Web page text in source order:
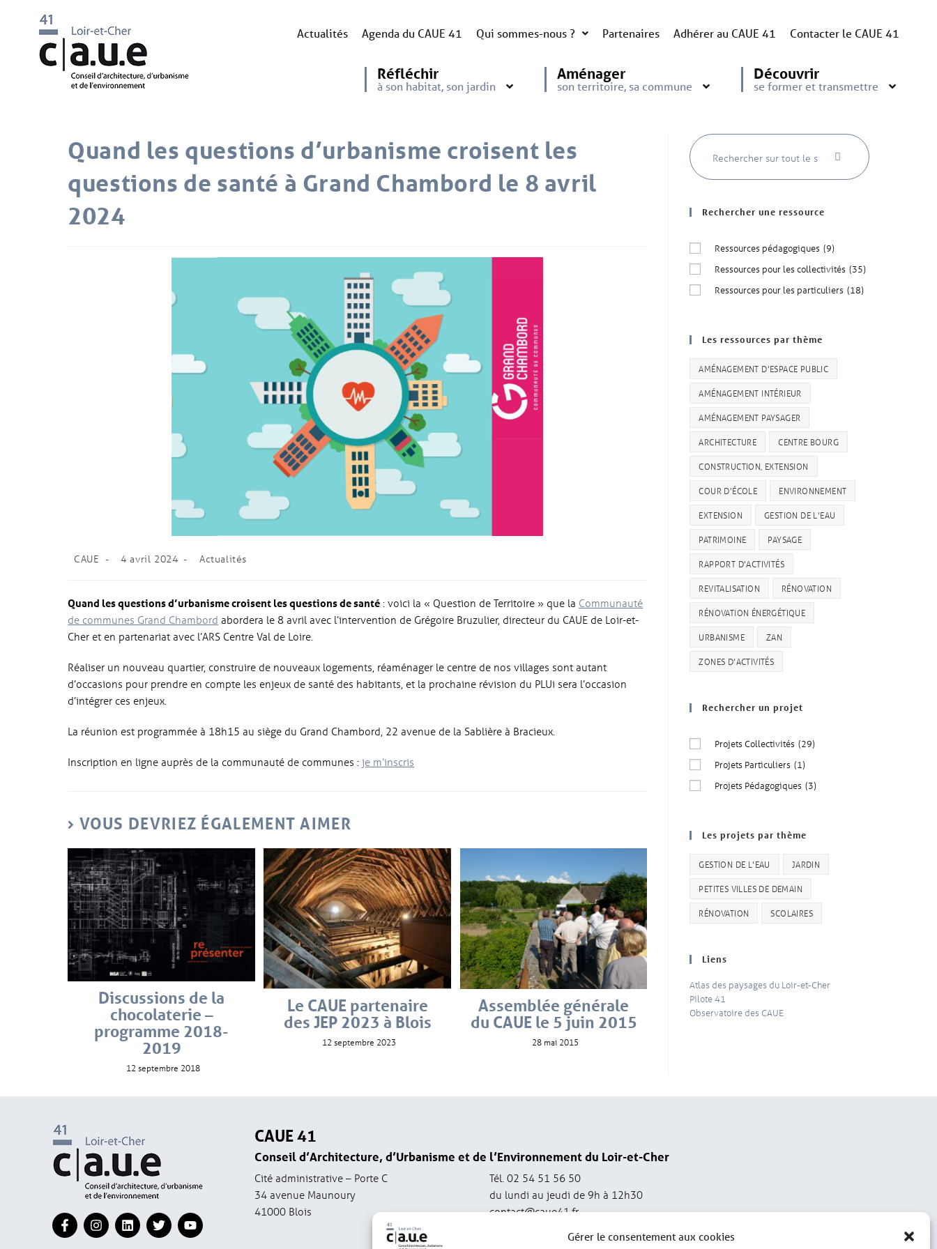
Gérer le consentement aux cookies
Actualités Agenda du CAUE 41 Qui sommes-nous ? Partenaires Adhérer au CAUE 41 Contacter le CAUE 41
Réfléchir
à son habitat, son jardin
Aménager
son territoire, sa commune
Découvrir
se former et transmettre
Quand les questions d’urbanisme croisent les
questions de santé à Grand Chambord le 8 avril
2024
CAUE 4 avril 2024 Actualités
Quand les questions d’urbanisme croisent les questions de santé : voici la « Question de Territoire » que la Communauté
de communes Grand Chambord abordera le 8 avril avec l’intervention de Grégoire Bruzulier, directeur du CAUE de Loir-et-
Cher et en partenariat avec l’ARS Centre Val de Loire.
Réaliser un nouveau quartier, construire de nouveaux logements, réaménager le centre de nos villages sont autant
d’occasions pour prendre en compte les enjeux de santé des habitants, et la prochaine révision du PLUi sera l’occasion
d’intégrer ces enjeux.
La réunion est programmée à 18h15 au siège du Grand Chambord, 22 avenue de la Sablière à Bracieux.
Inscription en ligne auprès de la communauté de communes : je m’inscris
VOUS DEVRIEZ ÉGALEMENT AIMER
Discussions de la
chocolaterie –
programme 2018-
2019
12 septembre 2018
Le CAUE partenaire
des JEP 2023 à Blois
12 septembre 2023
Assemblée générale
du CAUE le 5 juin 2015
28 mai 2015
Rechercher une ressource
Ressources pédagogiques (9)
Ressources pour les collectivités (35)
Ressources pour les particuliers (18)
Les ressources par thème
AMÉNAGEMENT D'ESPACE PUBLIC
AMÉNAGEMENT INTÉRIEUR
AMÉNAGEMENT PAYSAGER
ARCHITECTURE CENTRE BOURG
CONSTRUCTION, EXTENSION
COUR D'ÉCOLE ENVIRONNEMENT
EXTENSION GESTION DE L'EAU
PATRIMOINE PAYSAGE
RAPPORT D'ACTIVITÉS
REVITALISATION RÉNOVATION
RÉNOVATION ÉNERGÉTIQUE
URBANISME ZAN
ZONES D'ACTIVITÉS
Rechercher un projet
Projets Collectivités (29)
Projets Particuliers (1)
Projets Pédagogiques (3)
Les projets par thème
GESTION DE L'EAU JARDIN
PETITES VILLES DE DEMAIN
RÉNOVATION SCOLAIRES
Liens
Atlas des paysages du Loir-et-Cher
Pilote 41
Observatoire des CAUE
CAUE 41
Conseil d’Architecture, d’Urbanisme et de l’Environnement du Loir-et-Cher
Cité administrative – Porte C
34 avenue Maunoury
41000 Blois
Tél. 02 54 51 56 50
du lundi au jeudi de 9h à 12h30
contact@caue41.fr